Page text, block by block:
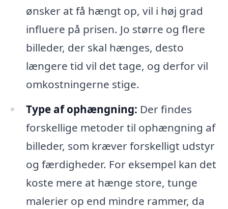
ønsker at få hængt op, vil i høj grad
influere på prisen. Jo større og flere
billeder, der skal hænges, desto
længere tid vil det tage, og derfor vil
omkostningerne stige.
Type af ophængning: Der findes
forskellige metoder til ophængning af
billeder, som kræver forskelligt udstyr
og færdigheder. For eksempel kan det
koste mere at hænge store, tunge
malerier op end mindre rammer, da